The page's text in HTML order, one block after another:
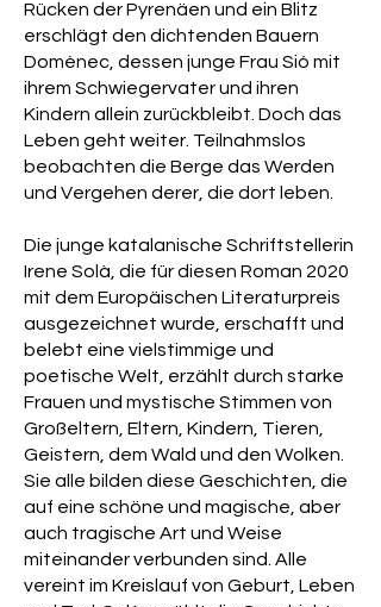
Rücken der Pyrenäen und ein Blitz
erschlägt den dichtenden Bauern
Domènec, dessen junge Frau Sió mit
ihrem Schwiegervater und ihren
Kindern allein zurückbleibt. Doch das
Leben geht weiter. Teilnahmslos
beobachten die Berge das Werden
und Vergehen derer, die dort leben.
Die junge katalanische Schriftstellerin
Irene Solà, die für diesen Roman 2020
mit dem Europäischen Literaturpreis
ausgezeichnet wurde, erschafft und
belebt eine vielstimmige und
poetische Welt, erzählt durch starke
Frauen und mystische Stimmen von
Großeltern, Eltern, Kindern, Tieren,
Geistern, dem Wald und den Wolken.
Sie alle bilden diese Geschichten, die
auf eine schöne und magische, aber
auch tragische Art und Weise
miteinander verbunden sind. Alle
vereint im Kreislauf von Geburt, Leben